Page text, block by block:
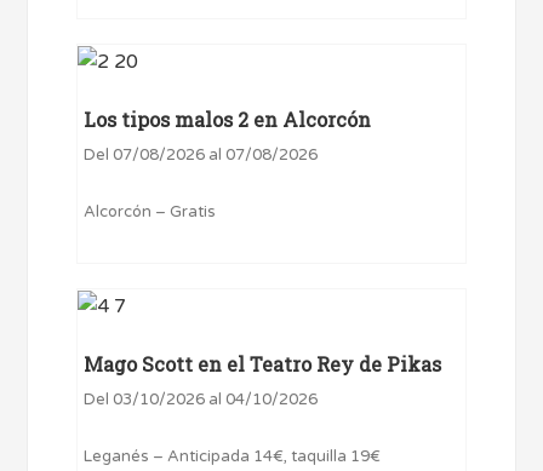
Los tipos malos 2 en Alcorcón
Del 07/08/2026 al 07/08/2026
Alcorcón – Gratis
Mago Scott en el Teatro Rey de Pikas
Del 03/10/2026 al 04/10/2026
Leganés – Anticipada 14€, taquilla 19€